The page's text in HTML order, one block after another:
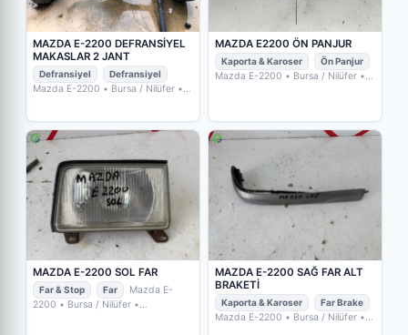
MAZDA E-2200 DEFRANSİYEL
MAKASLAR 2 JANT
Defransiyel Defransiyel
Mazda E-2200 • Bursa / Nilüfer •
MAZDA E2200 ÖN PANJUR
Kaporta & Karoser Ön Panjur
Mazda E-2200 • Bursa / Nilüfer •
MAZDA E-2200 SOL FAR
Far & Stop Far
Mazda E-
2200 • Bursa / Nilüfer •
MAZDA E-2200 SAĞ FAR ALT
BRAKETİ
Kaporta & Karoser Far Brake
Mazda E-2200 • Bursa / Nilüfer •